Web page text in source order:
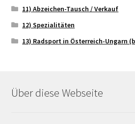
11) Abzeichen-Tausch / Verkauf
12) Spezialitäten
13) Radsport in Österreich-Ungarn
Über diese Webseite